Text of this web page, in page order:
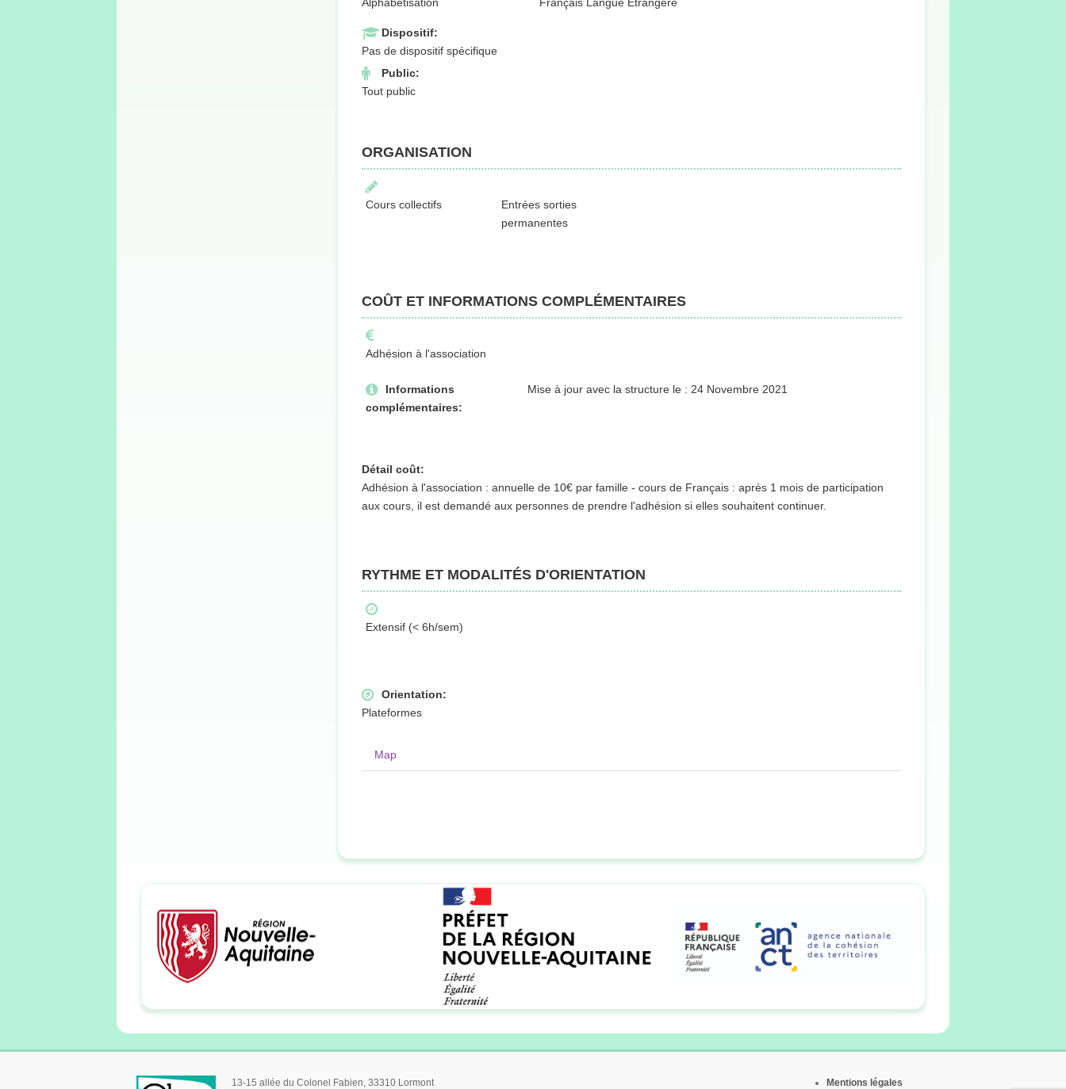
Dispositif:
Pas de dispositif spécifique
Public:
Tout public
ORGANISATION
Cours collectifs
Entrées sorties
permanentes
COÛT ET INFORMATIONS COMPLÉMENTAIRES
Adhésion à l'association
Informations
complémentaires:
Mise à jour avec la structure le : 24 Novembre 2021
Détail coût:
Adhésion à l'association : annuelle de 10€ par famille - cours de Français : après 1 mois de participation
aux cours, il est demandé aux personnes de prendre l'adhésion si elles souhaitent continuer.
RYTHME ET MODALITÉS D'ORIENTATION
Extensif (< 6h/sem)
Orientation:
Plateformes
Map
13-15 allée du Colonel Fabien, 33310 Lormont Mentions légales